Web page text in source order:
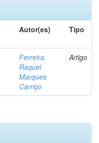
Autor(es) Tipo
Ferreira,
Raquel
Marques
Carriço
Artigo